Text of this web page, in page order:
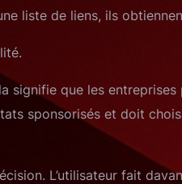
liste de liens, ils
signifie que les
sponsorisés et doit
L’utilisateur fait